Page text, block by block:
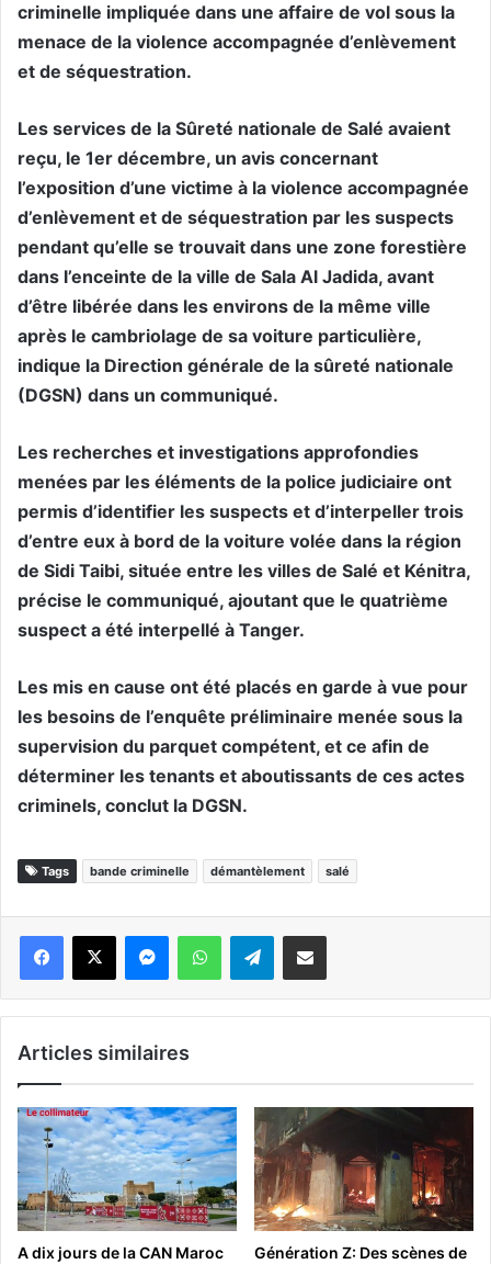
criminelle impliquée dans une affaire de vol sous la
menace de la violence accompagnée d’enlèvement
et de séquestration.
Les services de la Sûreté nationale de Salé avaient
reçu, le 1er décembre, un avis concernant
l’exposition d’une victime à la violence accompagnée
d’enlèvement et de séquestration par les suspects
pendant qu’elle se trouvait dans une zone forestière
dans l’enceinte de la ville de Sala Al Jadida, avant
d’être libérée dans les environs de la même ville
après le cambriolage de sa voiture particulière,
indique la Direction générale de la sûreté nationale
(DGSN) dans un communiqué.
Les recherches et investigations approfondies
menées par les éléments de la police judiciaire ont
permis d’identifier les suspects et d’interpeller trois
d’entre eux à bord de la voiture volée dans la région
de Sidi Taibi, située entre les villes de Salé et Kénitra,
précise le communiqué, ajoutant que le quatrième
suspect a été interpellé à Tanger.
Les mis en cause ont été placés en garde à vue pour
les besoins de l’enquête préliminaire menée sous la
supervision du parquet compétent, et ce afin de
déterminer les tenants et aboutissants de ces actes
criminels, conclut la DGSN.
Tags bande criminelle démantèlement salé
WhatsApp Telegram
Articles similaires
A dix jours de la CAN Maroc
Génération Z: Des scènes de